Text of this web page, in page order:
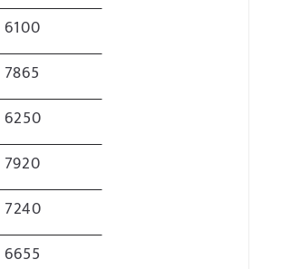
6100
7865
6250
7920
7240
6655